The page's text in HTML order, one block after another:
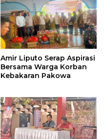
Amir Liputo Serap Aspirasi
Bersama Warga Korban
Kebakaran Pakowa